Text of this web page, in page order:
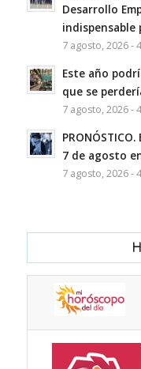
Desarrollo
indispensable
7 agosto, 2026 -
Este año
que se
7 agosto, 2026 -
7 de agosto
7 agosto, 2026 -